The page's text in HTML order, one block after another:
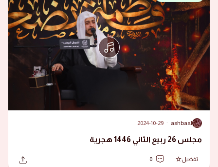
A
ashbaal
·
2024-10-29
مجلس 26 ربيع الثاني 1446 هجرية
تفضيل 0